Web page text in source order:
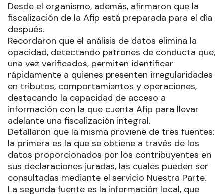
Desde el organismo, además, afirmaron que la
fiscalización de la Afip está preparada para el día
después.
Recordaron que el análisis de datos elimina la
opacidad, detectando patrones de conducta que,
una vez verificados, permiten identificar
rápidamente a quienes presenten irregularidades
en tributos, comportamientos y operaciones,
destacando la capacidad de acceso a
información con la que cuenta Afip para llevar
adelante una fiscalización integral.
Detallaron que la misma proviene de tres fuentes:
la primera es la que se obtiene a través de los
datos proporcionados por los contribuyentes en
sus declaraciones juradas, las cuales pueden ser
consultadas mediante el servicio Nuestra Parte.
La segunda fuente es la información local, que